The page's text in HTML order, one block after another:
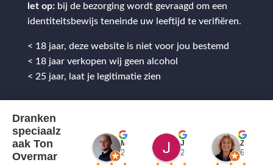
let op: bij de bezorging wordt gevraagd om een
identiteitsbewijs teneinde uw leeftijd te verifiëren.
< 18 jaar, deze website is niet voor jou bestemd
< 18 jaar verkopen wij geen alcohol
< 25 jaar, laat je legitimatie zien
Dranken
speciaalz
aak Ton
Overmar
2 jaar geleden 2 jaar geleden 6 jaar